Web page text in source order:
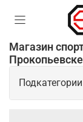
Магазин
Прокопьевске
Подкатегории